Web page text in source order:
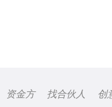
资金方 找合伙人
创